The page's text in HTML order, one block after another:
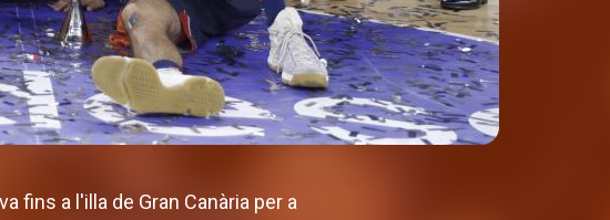
fins a l'illa de Gran Canària per a